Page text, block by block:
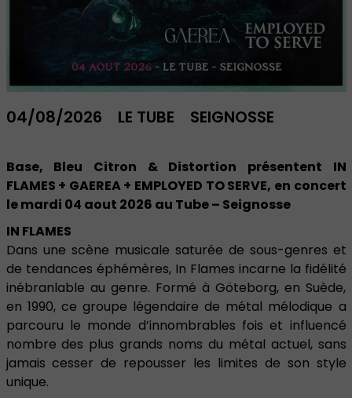
04/08/2026 LE TUBE SEIGNOSSE
Base, Bleu Citron & Distortion présentent IN
FLAMES + GAEREA + EMPLOYED TO SERVE, en concert
le mardi 04 aout 2026 au Tube – Seignosse
IN FLAMES
Dans une scène musicale saturée de sous-genres et
de tendances éphémères, In Flames incarne la fidélité
inébranlable au genre. Formé à Göteborg, en Suède,
en 1990, ce groupe légendaire de métal mélodique a
parcouru le monde d’innombrables fois et influencé
nombre des plus grands noms du métal actuel, sans
jamais cesser de repousser les limites de son style
unique.